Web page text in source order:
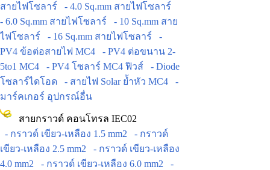
สายไฟโซลาร์
- 4.0 Sq.mm สายไฟโซลาร์
- 6.0 Sq.mm สายไฟโซลาร์
- 10 Sq.mm สาย
ไฟโซลาร์
- 16 Sq.mm สายไฟโซลาร์
-
PV4 ข้อต่อสายไฟ MC4
- PV4 ต่อขนาน 2-
5to1 MC4
- PV4 โซลาร์ MC4 ฟิวส์
- Diode
โซลาร์ไดโอด
- สายไฟ Solar ย้ำหัว MC4
-
มาร์คเกอร์ อุปกรณ์อื่น
สายกราวด์ คอนโทรล IEC02
- กราวด์ เขียว-เหลือง 1.5 mm2
- กราวด์
เขียว-เหลือง 2.5 mm2
- กราวด์ เขียว-เหลือง
4.0 mm2
- กราวด์ เขียว-เหลือง 6.0 mm2
-